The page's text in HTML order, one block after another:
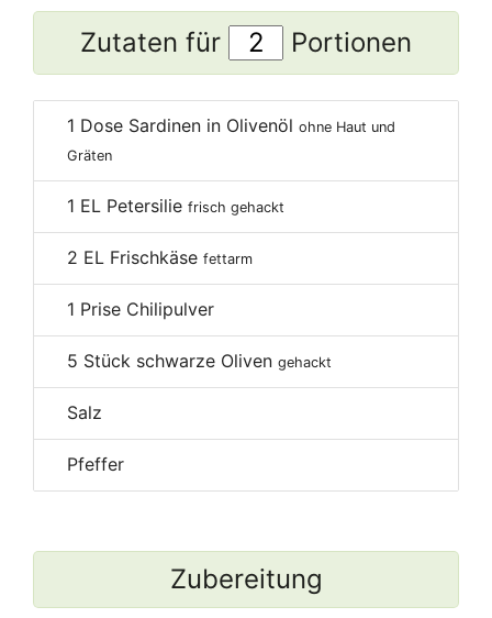
Zutaten für Portionen
1 Dose Sardinen in Olivenöl ohne Haut und
Gräten
1 EL Petersilie frisch gehackt
2 EL Frischkäse fettarm
1 Prise Chilipulver
5 Stück schwarze Oliven gehackt
Salz
Pfeffer
Zubereitung